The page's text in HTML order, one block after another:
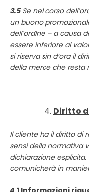
3.5Se nel corso
un buono
dell’ordine – a causa
essere inferiore al
si riserva sin d’ora il
della merce che resta
Diritto
Il cliente ha il diritto di
sensi della normativa
dichiarazione
comunicherà in